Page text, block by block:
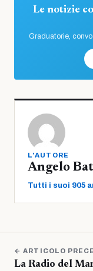
Le notizie
Graduatorie,
L'AUTORE
Angelo
Tutti i suoi 905
← ARTICOLO
La Radio del